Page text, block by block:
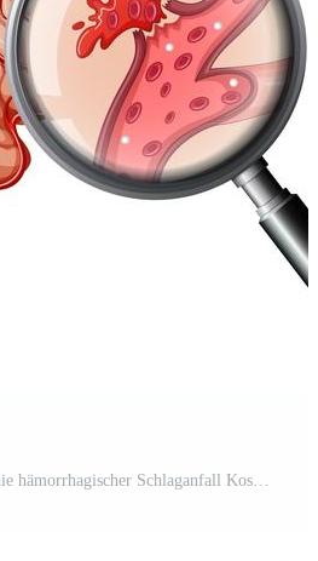
Ein menschlicher Anatomie hämorrhagischer Schlaganfall Kostenloser Vektor